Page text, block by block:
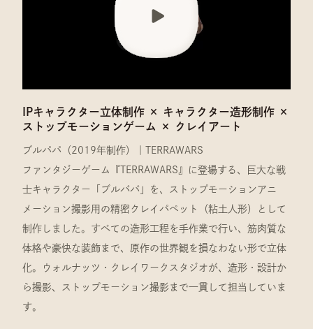
IPキャラクター立体制作 × キャラクター造形制作 ×
ストップモーションゲーム × クレイアート
ブルパパ（2019年制作）｜TERRAWARS
ファンタジーゲーム『TERRAWARS』に登場する、巨大な戦
士キャラクター「ブルババ」を、ストップモーションアニ
メーション撮影用の精密クレイパペット（粘土人形）として
制作しました。すべての造形工程を手作業で行い、筋肉質な
体格や豪快な装飾まで、原作の世界観を損なわない形で立体
化。ウォルナッツ・クレイワークスタジオが、造形・設計か
ら撮影、ストップモーション撮影まで一貫して担当していま
す。